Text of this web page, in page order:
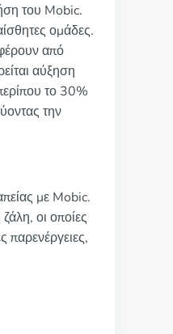
του Mobic.
ομάδες.
από
αύξηση
το 30%
την
με Mobic.
οι οποίες
παρενέργειες,